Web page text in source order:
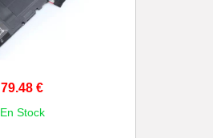
79.48 €
En Stock